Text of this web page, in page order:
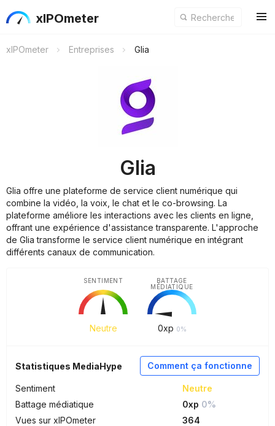
xIPOmeter
xIPOmeter Entreprises Glia
Glia
Glia offre une plateforme de service client numérique qui
combine la vidéo, la voix, le chat et le co-browsing. La
plateforme améliore les interactions avec les clients en ligne,
offrant une expérience d'assistance transparente. L'approche
de Glia transforme le service client numérique en intégrant
différents canaux de communication.
Neutre
SENTIMENT
0xp 0%
BATTAGE
MÉDIATIQUE
Comment ça fonctionne
Statistiques MediaHype
Sentiment
Neutre
Battage médiatique
0xp 0%
Vues sur xIPOmeter
364